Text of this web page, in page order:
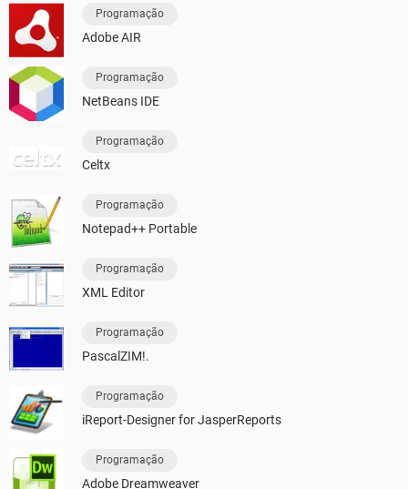
Programação
Adobe AIR
Programação
NetBeans IDE
Programação
Celtx
Programação
Notepad++ Portable
Programação
XML Editor
Programação
PascalZIM!.
Programação
iReport-Designer for JasperReports
Programação
Adobe Dreamweaver